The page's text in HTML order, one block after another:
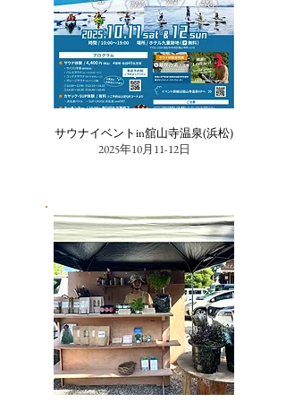
サウナイベントin舘山寺温泉(浜松)
2025年10月11-12日